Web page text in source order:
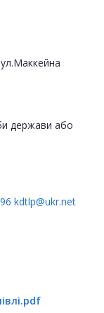
держави або
kdtlp@ukr.net